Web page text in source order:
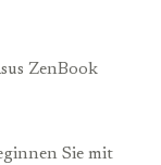
ZenBook
Sie mit